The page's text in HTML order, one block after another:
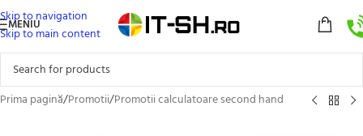
Skip to navigation
Skip to main content
MENIU
Prima pagină/Promotii/Promotii calculatoare second hand